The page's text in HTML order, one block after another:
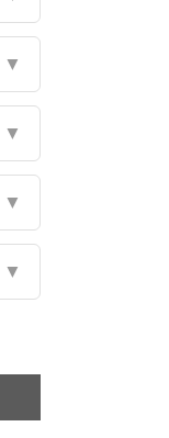
▼
▼
▼
▼